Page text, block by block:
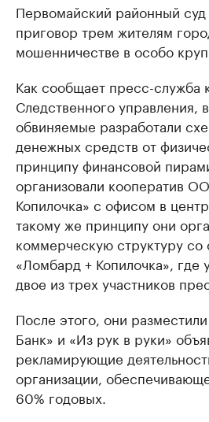
Первомайский районный
приговор трем жителям
мошенничестве в особо
Как сообщает пресс-служба
Следственного управления,
обвиняемые разработали
денежных средств от
принципу финансовой
организовали кооператив
Копилочка» с офисом в
такому же принципу они
коммерческую структуру
«Ломбард + Копилочка», где
двое из трех участников
После этого, они разместили
Банк» и «Из рук в руки»
рекламирующие
организации,
60% годовых.